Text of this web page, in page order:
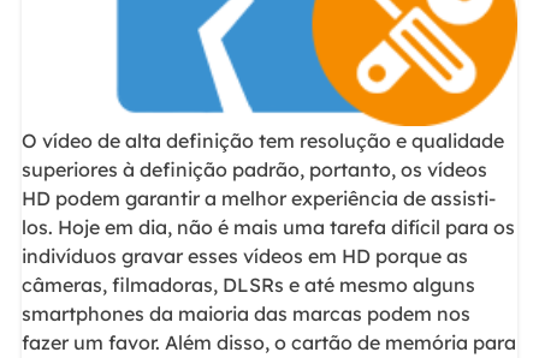
O vídeo de alta definição tem resolução e qualidade
superiores à definição padrão, portanto, os vídeos
HD podem garantir a melhor experiência de assisti-
los. Hoje em dia, não é mais uma tarefa difícil para os
indivíduos gravar esses vídeos em HD porque as
câmeras, filmadoras, DLSRs e até mesmo alguns
smartphones da maioria das marcas podem nos
fazer um favor. Além disso, o cartão de memória para